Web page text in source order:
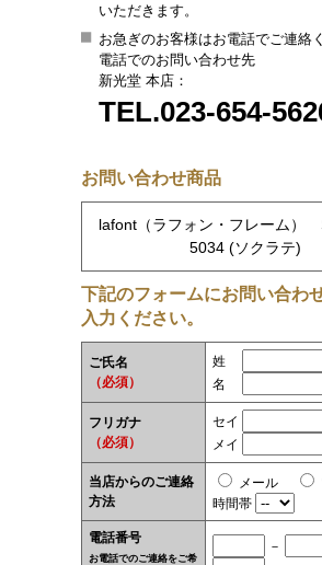
いただきます。
お急ぎのお客様はお電話でご連絡
電話でのお問い合わせ先
新光堂 本店：
TEL.023-654-
お問い合わせ商品
lafont（ラフォン・フレーム）
5034 (ソクラテ)
下記のフォームにお問い合わ
入力ください。
ご氏名
（必須）
姓
名
フリガナ
（必須）
セイ
メイ
当店からのご連絡
方法
メール
時間帯
電話番号
お電話でのご連絡をご希
－